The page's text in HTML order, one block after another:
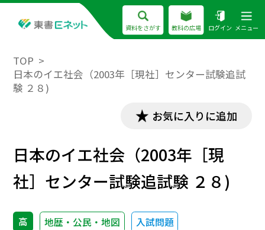
資料をさがす 教科の広場 ログイン メニュー
TOP
日本のイエ社会（2003年［現社］センター試験追試
験 ２８)
お気に入りに追加
日本のイエ社会（2003年［現
社］センター試験追試験 ２８)
高 地歴・公民・地図 入試問題